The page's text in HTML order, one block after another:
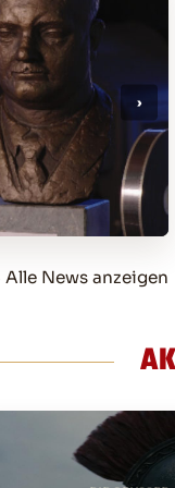
Alle News anzeigen